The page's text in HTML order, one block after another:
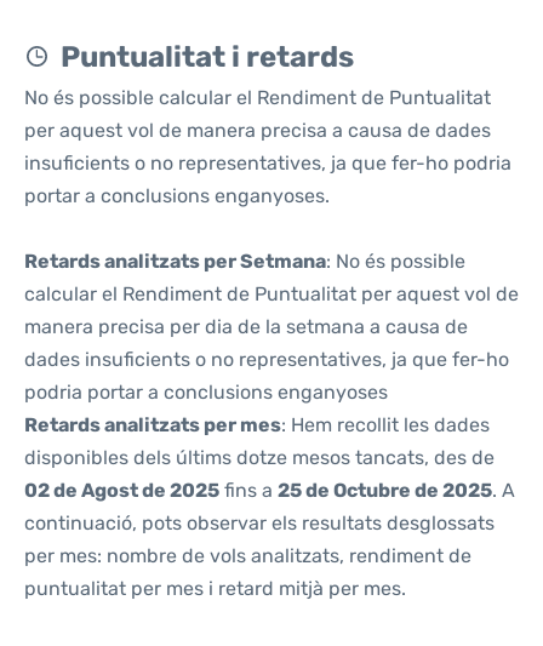
Puntualitat i retards
No és possible calcular el Rendiment de Puntualitat
per aquest vol de manera precisa a causa de dades
insuficients o no representatives, ja que fer-ho podria
portar a conclusions enganyoses.
Retards analitzats per Setmana: No és possible
calcular el Rendiment de Puntualitat per aquest vol de
manera precisa per dia de la setmana a causa de
dades insuficients o no representatives, ja que fer-ho
podria portar a conclusions enganyoses
Retards analitzats per mes: Hem recollit les dades
disponibles dels últims dotze mesos tancats, des de
02 de Agost de 2025 fins a 25 de Octubre de 2025. A
continuació, pots observar els resultats desglossats
per mes: nombre de vols analitzats, rendiment de
puntualitat per mes i retard mitjà per mes.